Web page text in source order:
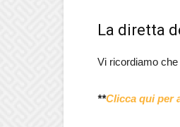
La diretta
Vi ricordiamo
**Clicca qui per